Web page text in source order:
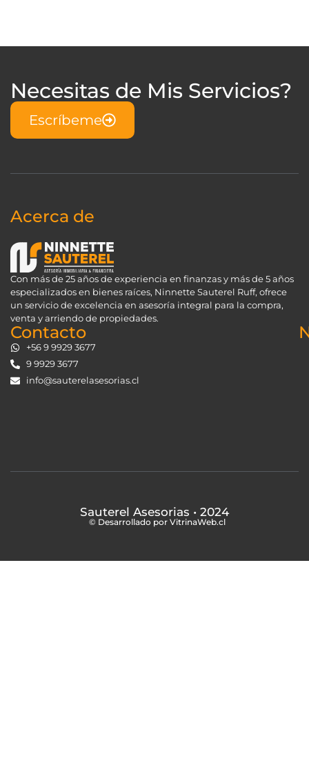
Necesitas de Mis Servicios?
Escríbeme
Acerca de
Con más de 25 años de experiencia en finanzas y más de 5 años
especializados en bienes raíces, Ninnette Sauterel Ruff, ofrece
un servicio de excelencia en asesoría integral para la compra,
venta y arriendo de propiedades.
Contacto
+56 9 9929 3677
9 9929 3677
info@sauterelasesorias.cl
Sauterel Asesorias • 2024
© Desarrollado por VitrinaWeb.cl